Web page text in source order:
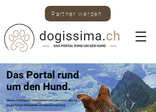
Wissen, Community, Unternehmen und Tierschutz -alles für
ein glückliches Miteinander von Mensch und Hund.
Das Portal rund
um den Hund.
Partner werden